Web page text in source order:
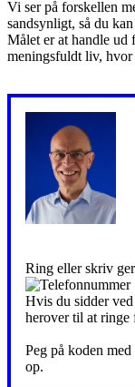
Vi ser på forskellen
sandsynligt, så du
Målet er at handle ud
meningsfuldt liv,
Ring eller skriv
Hvis du sidder ved
herover til at ringe
Peg på koden
op.